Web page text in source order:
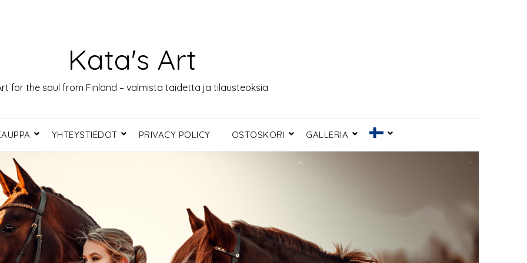
Kata's Art
for the soul from Finland – valmista taidetta ja tilausteoksia
YHTEYSTIEDOT PRIVACY POLICY OSTOSKORI GALLERIA